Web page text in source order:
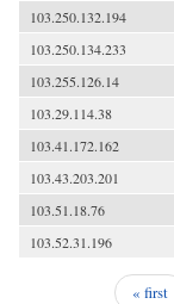
103.250.132.194
103.250.134.233
103.255.126.14
103.29.114.38
103.41.172.162
103.43.203.201
103.51.18.76
103.52.31.196
« first